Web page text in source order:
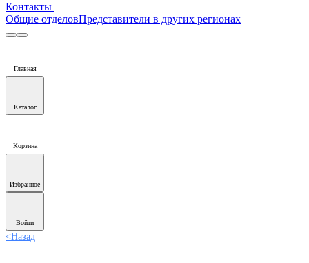
Контакты
Общие отделовПредставители в других регионах
Главная
Каталог
Корзина
Избранное
Войти
<Назад